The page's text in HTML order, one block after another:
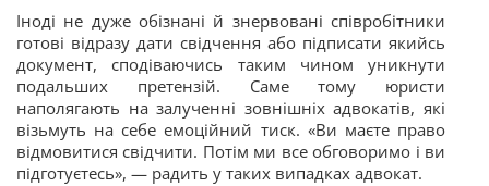
Іноді не дуже обізнані й знервовані співробітники
готові відразу дати свідчення або підписати якийсь
документ, сподіваючись таким чином уникнути
подальших претензій. Саме тому юристи
наполягають на залученні зовнішніх адвокатів, які
візьмуть на себе емоційний тиск. «Ви маєте право
відмовитися свідчити. Потім ми все обговоримо і ви
підготуєтесь», — радить у таких випадках адвокат.